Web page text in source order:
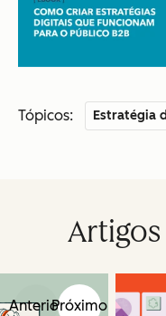
Tópicos: Estratégia
AnteriorPróximo